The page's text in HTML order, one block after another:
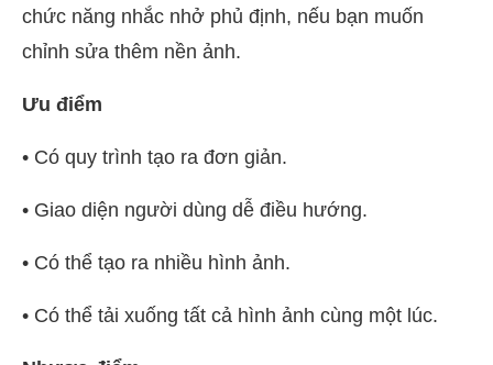
chức năng nhắc nhở phủ định, nếu bạn muốn
chỉnh sửa thêm nền ảnh.
Ưu điểm
• Có quy trình tạo ra đơn giản.
• Giao diện người dùng dễ điều hướng.
• Có thể tạo ra nhiều hình ảnh.
• Có thể tải xuống tất cả hình ảnh cùng một lúc.